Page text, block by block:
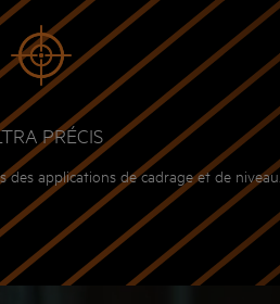
PRÉCIS
applications de cadrage et de niveau.